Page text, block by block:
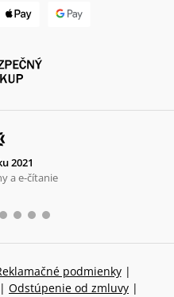
2021
a e-čítanie
podmienky |
| Odstúpenie od zmluvy |